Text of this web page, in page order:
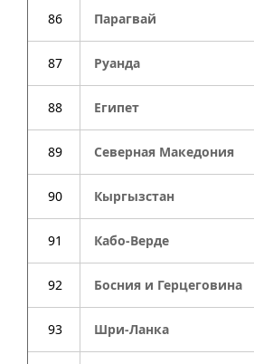
86 Парагвай
87 Руанда
88 Египет
89 Северная Македония
90 Кыргызстан
91 Кабо-Верде
92 Босния и Герцеговина
93 Шри-Ланка